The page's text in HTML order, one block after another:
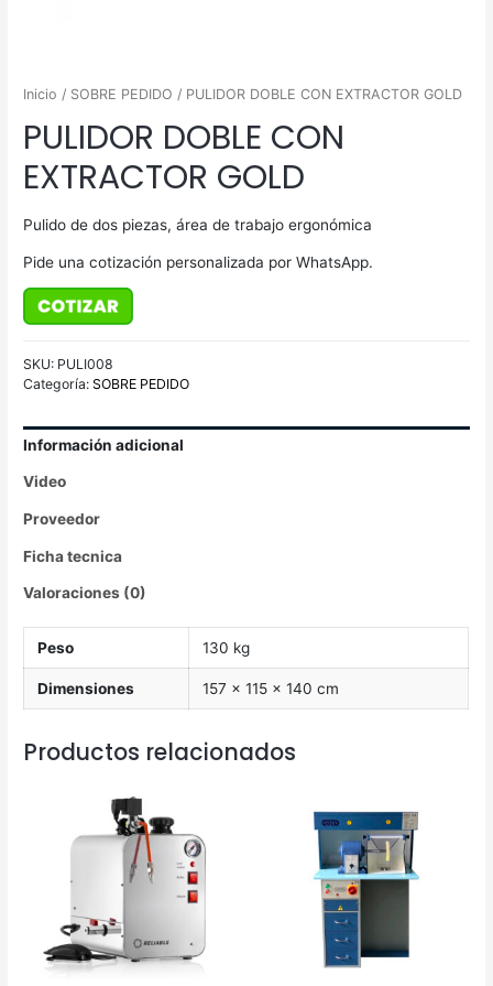
Inicio / SOBRE PEDIDO / PULIDOR DOBLE CON EXTRACTOR GOLD
PULIDOR DOBLE CON
EXTRACTOR GOLD
Pulido de dos piezas, área de trabajo ergonómica
Pide una cotización personalizada por WhatsApp.
SKU: PULI008
Categoría:SOBRE PEDIDO
Información adicional
Video
Proveedor
Ficha tecnica
Valoraciones (0)
Peso 130 kg
Dimensiones 157 × 115 × 140 cm
Productos relacionados